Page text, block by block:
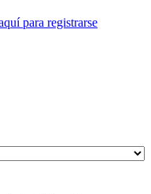
para registrarse